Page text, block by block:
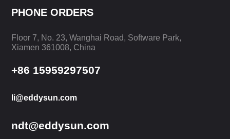
PHONE ORDERS
Floor 7, No. 23, Wanghai Road, Software Park,
Xiamen 361008, China
+86 15959297507
li@eddysun.com
ndt@eddysun.com